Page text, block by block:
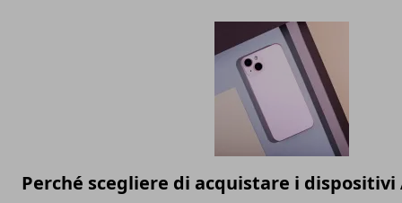
Perché scegliere di acquistare i dispositivi